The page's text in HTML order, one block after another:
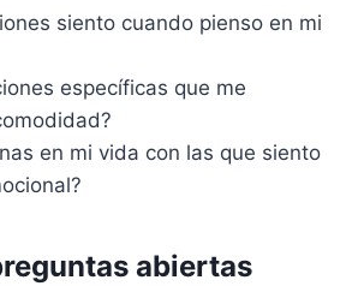
siento cuando pienso en mi
específicas que me
en mi vida con las que siento
abiertas